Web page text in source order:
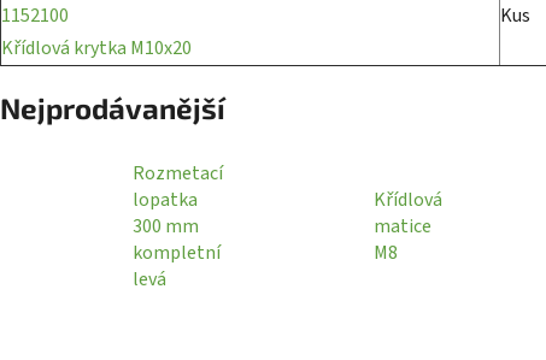
1152100
Křídlová krytka M10x20
Kus
Nejprodávanější
Rozmetací
lopatka
300 mm
kompletní
levá
Křídlová
matice
M8